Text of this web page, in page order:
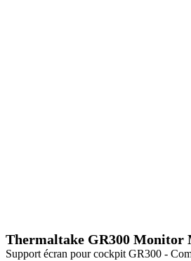
Thermaltake GR300 Monitor
Support écran pour cockpit GR300 -